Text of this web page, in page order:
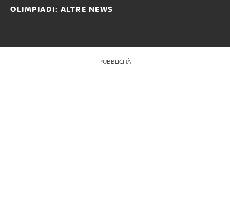
OLIMPIADI: ALTRE NEWS
PUBBLICITÀ